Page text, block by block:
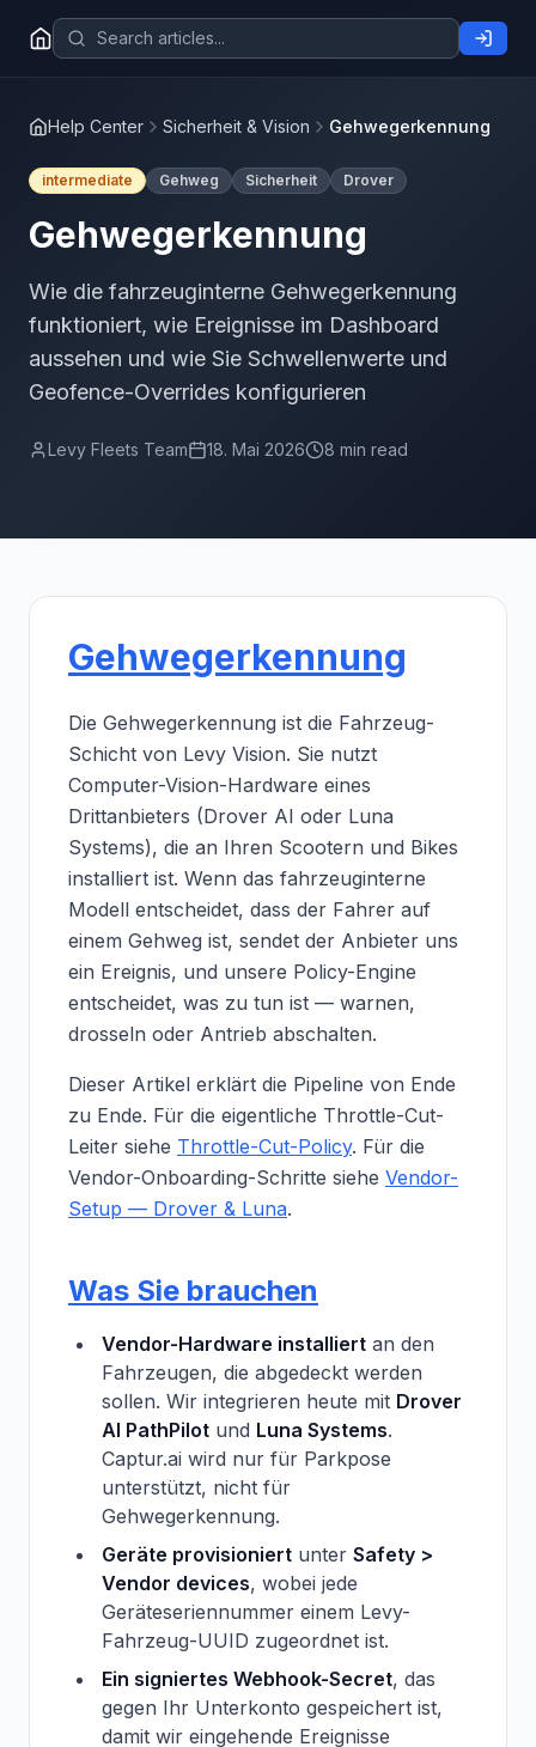
Help Center Sicherheit & Vision Gehwegerkennung
intermediate Gehweg Sicherheit Drover
Gehwegerkennung
Wie die fahrzeuginterne Gehwegerkennung
funktioniert, wie Ereignisse im Dashboard
aussehen und wie Sie Schwellenwerte und
Geofence-Overrides konfigurieren
Levy Fleets Team 18. Mai 2026 8 min read
Gehwegerkennung
Die Gehwegerkennung ist die Fahrzeug-
Schicht von Levy Vision. Sie nutzt
Computer-Vision-Hardware eines
Drittanbieters (Drover AI oder Luna
Systems), die an Ihren Scootern und Bikes
installiert ist. Wenn das fahrzeuginterne
Modell entscheidet, dass der Fahrer auf
einem Gehweg ist, sendet der Anbieter uns
ein Ereignis, und unsere Policy-Engine
entscheidet, was zu tun ist — warnen,
drosseln oder Antrieb abschalten.
Dieser Artikel erklärt die Pipeline von Ende
zu Ende. Für die eigentliche Throttle-Cut-
Leiter siehe Throttle-Cut-Policy. Für die
Vendor-Onboarding-Schritte siehe Vendor-
Setup — Drover & Luna.
Was Sie brauchen
Vendor-Hardware installiert an den
Fahrzeugen, die abgedeckt werden
sollen. Wir integrieren heute mit Drover
AI PathPilot und Luna Systems.
Captur.ai wird nur für Parkpose
unterstützt, nicht für
Gehwegerkennung.
Geräte provisioniert unter Safety >
Vendor devices, wobei jede
Geräteseriennummer einem Levy-
Fahrzeug-UUID zugeordnet ist.
Ein signiertes Webhook-Secret, das
gegen Ihr Unterkonto gespeichert ist,
damit wir eingehende Ereignisse